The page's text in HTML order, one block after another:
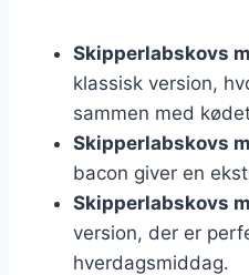
Skipperlabskovs
klassisk version,
sammen med
Skipperlabskovs
bacon giver en
Skipperlabskovs
version, der er
hverdagsmiddag.